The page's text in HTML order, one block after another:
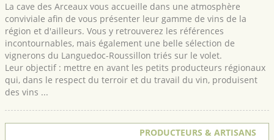
La cave des Arceaux vous accueille dans une atmosphère
conviviale afin de vous présenter leur gamme de vins de la
région et d'ailleurs. Vous y retrouverez les références
incontournables, mais également une belle sélection de
vignerons du Languedoc-Roussillon triés sur le volet.
Leur objectif : mettre en avant les petits producteurs régionaux
qui, dans le respect du terroir et du travail du vin, produisent
des vins ...
PRODUCTEURS & ARTISANS